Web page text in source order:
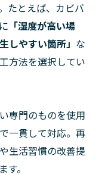
たとえば、カビバ
「湿度が高い場
しやすい箇所」 な
方法を選択してい
専門のものを使用
一貫して対応。再
生活習慣の改善提
。